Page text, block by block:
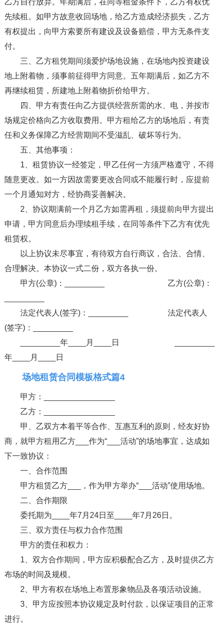
乙方自行放弃。年期满后，在同等租金条件下，乙方有权优
先续租。如甲方故意收回场地，给乙方造成经济损失，乙方
有权提出，向甲方索要所有建设及设备赔偿，甲方无条件支
付。
三、乙方租凭期间须爱护场地设施，在场地内投资建设
地上附着物，须事前征得甲方同意。五年期满后，如乙方不
再继续租赁，所建地上附着物折价给甲方。
四、甲方有责任向乙方提供经营所需的水、电，并按市
场规定价格向乙方收取费用。甲方租给乙方的场地后，有责
任和义务保障乙方经营期间不受滋乱、破坏等行为。
五、其他事项：
1、租赁协议一经签定，甲乙任何一方须严格遵守，不得
随意更改。如一方因故需要更改合同或不能履行时，应提前
一个月通知对方，经协商妥善解决。
2、协议期满前一个月乙方如需再租，须提前向甲方提出
申请，甲方同意后办理续租手续，在同等条件下乙方有优先
租赁权。
以上协议未尽事宜，有待双方自行商议，合法、合情、
合理解决。本协议一式二份，双方各执一份。
甲方(公章)：_________ 乙方(公章)：
法定代表人(签字)：_________ 法定代表人
(签字)：_________
_________年____月____日 _________
年____月____日
场地租赁合同模板格式篇4
甲方：________________
乙方：________________
甲、乙双方本着平等合作、互惠互利的原则，经友好协
商，就甲方租用乙方___作为“___活动”的场地事宜，达成如
下一致协议：
一、合作范围
甲方租赁乙方___，作为甲方举办“___活动”使用场地。
二、合作期限
委托期为____年7月24日至____年7月26日。
三、双方责任与权力合作范围
甲方的责任和权力：
1、双方合作期间，甲方应积极配合乙方，及时提供乙方
布场的时间及规模。
2、甲方有权在场地上布置形象物品及各项活动设施。
3、甲方应按照本协议规定及时付款，以保证项目的正常
进行。